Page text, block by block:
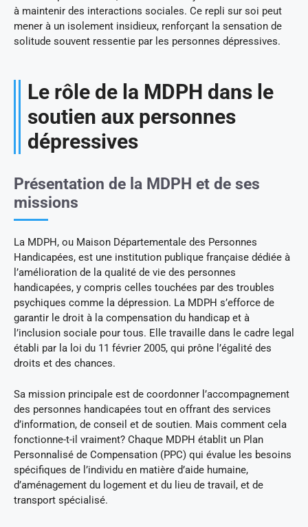
à maintenir des interactions sociales. Ce repli sur soi peut
mener à un isolement insidieux, renforçant la sensation de
solitude souvent ressentie par les personnes dépressives.
Le rôle de la MDPH dans le
soutien aux personnes
dépressives
Présentation de la MDPH et de ses
missions
La MDPH, ou Maison Départementale des Personnes
Handicapées, est une institution publique française dédiée à
l’amélioration de la qualité de vie des personnes
handicapées, y compris celles touchées par des troubles
psychiques comme la dépression. La MDPH s’efforce de
garantir le droit à la compensation du handicap et à
l’inclusion sociale pour tous. Elle travaille dans le cadre legal
établi par la loi du 11 février 2005, qui prône l’égalité des
droits et des chances.
Sa mission principale est de coordonner l’accompagnement
des personnes handicapées tout en offrant des services
d’information, de conseil et de soutien. Mais comment cela
fonctionne-t-il vraiment? Chaque MDPH établit un Plan
Personnalisé de Compensation (PPC) qui évalue les besoins
spécifiques de l’individu en matière d’aide humaine,
d’aménagement du logement et du lieu de travail, et de
transport spécialisé.